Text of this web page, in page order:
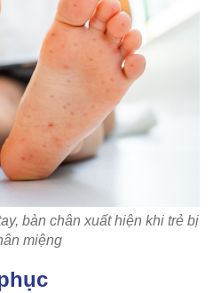
bàn chân xuất hiện khi trẻ bị
miệng